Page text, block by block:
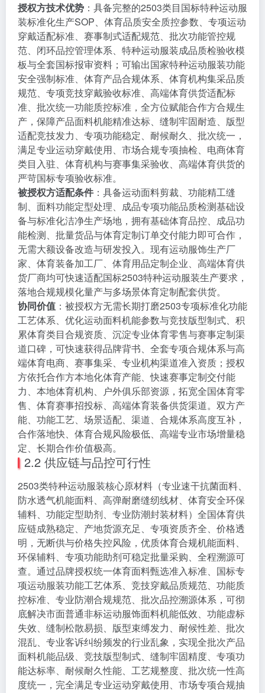
授权方技术优势 ：具备完整的2503类目国标特种运动服
装标准化生产SOP、体育品质安全质控参数、专项运动
穿戴适配标准、赛事制式适配规范、批次功能管控规
范、闭环品控管理体系、特种运动服装成品质检验收模
板与全套国标报审资料；可输出国家特种运动服装功能
安全强制标准、体育产品合规体系、体育机构集采品质
规范、专项竞技穿戴验收标准、高端体育供货适配标
准、批次统一功能质控标准，全方位赋能合作方合规生
产，保障产品面料机能精准达标、缝制牢固耐造、版型
适配竞技发力、专项功能稳定、耐候耐久、批次统一，
满足专业运动穿戴使用、市场合规专项抽检、电商体育
类目入驻、体育机构与赛事集采验收、高端体育供货的
严苛国标专项验收标准。
被授权方适配条件 ：具备运动面料剪裁、功能精工缝
制、面料功能定型处理、成品专项功能品质检测基础设
备与标准化洁净生产场地，拥有基础体育品控、成品功
能检测、批量货品与体育定制订单交付能力即可合作，
无需大额设备改造与研发投入。现有运动服饰生产厂
家、体育装备加工厂、体育用品定制企业、高端体育供
货厂商均可快速适配国标2503特种运动服装生产要求，
落地合规规模化量产与多场景体育定制配套供货。
协同价值 ：被授权方无需长期打磨2503专项标准化功能
工艺体系、优化运动面料机能参数与竞技版型制式、积
累体育类目合规资质、沉淀专业体育零售与赛事定制渠
道口碑，可快速获得品牌背书、全套专项合规体系与高
端体育电商、赛事集采、专业机构渠道准入资质；授权
方依托合作方本地化体育产能、快速赛事定制交付能
力、本地体育机构、户外俱乐部资源，拓宽全国体育零
售、体育赛事招投标、高端体育装备供货渠道。双方产
能、功能工艺、场景适配、渠道、合规体系高度互补，
合作落地快、体育合规风险极低、高端专业市场增量稳
定、长期合作价值极高。
2.2 供应链与品控可行性
2503类特种运动服装核心原材料（专业速干抗菌面料、
防水透气机能面料、高弹耐磨缝纫线材、体育安全环保
辅料、功能定型助剂、专业防潮封装材料）全国体育供
应链成熟稳定、产地货源充足、专项资质齐全、价格透
明，无断供与价格失控风险，优质体育合规机能面料、
环保辅料、专项功能助剂可稳定批量采购、全程溯源可
查。通过品牌授权统一体育面料甄选准入标准、国标专
项运动服装功能工艺体系、竞技穿戴品质规范、功能质
控标准、专业防潮合规规范、批次品控溯源体系，可彻
底解决市面普通非标运动服饰面料机能低效、功能虚标
失效、缝制松散易损、版型束缚发力、耐候性差、批次
混乱、专业客诉纠纷频发的行业乱象，实现全批次产品
面料机能品级、竞技版型制式、缝制牢固精度、专项功
能达标率、耐候耐久性能、工艺规整度、批次统一性高
度统一，完全满足专业运动穿戴使用、市场专项合规抽